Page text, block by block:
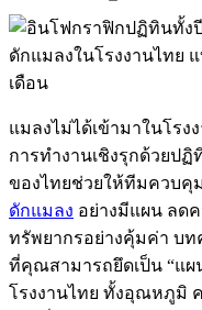
แมลงไม่ได้เข้ามาในโร
การทำงานเชิงรุกด้วยป
ของไทยช่วยให้ทีมควบ
ดักแมลง อย่างมีแผน ลด
ทรัพยากรอย่างคุ้มค่า บท
ที่คุณสามารถยึดเป็น “แผ
โรงงานไทย ทั้งอุณหภูมิ